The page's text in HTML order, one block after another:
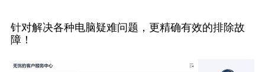
针对解决各种电脑疑难问题，更精确有效的排除故
障！